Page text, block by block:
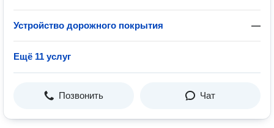
Устройство дорожного покрытия —
Ещё 11 услуг
Позвонить Чат